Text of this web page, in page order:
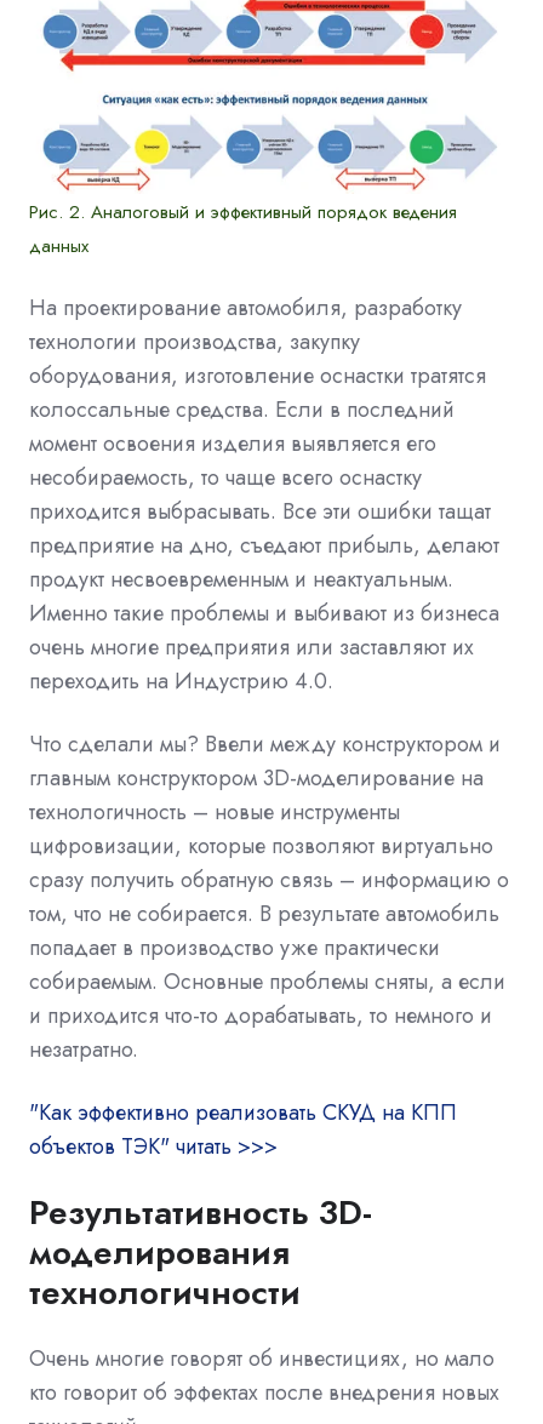
Рис. 2. Аналоговый и эффективный порядок ведения
данных
На проектирование автомобиля, разработку
технологии производства, закупку
оборудования, изготовление оснастки тратятся
колоссальные средства. Если в последний
момент освоения изделия выявляется его
несобираемость, то чаще всего оснастку
приходится выбрасывать. Все эти ошибки тащат
предприятие на дно, съедают прибыль, делают
продукт несвоевременным и неактуальным.
Именно такие проблемы и выбивают из бизнеса
очень многие предприятия или заставляют их
переходить на Индустрию 4.0.
Что сделали мы? Ввели между конструктором и
главным конструктором 3D-моделирование на
технологичность – новые инструменты
цифровизации, которые позволяют виртуально
сразу получить обратную связь – информацию о
том, что не собирается. В результате автомобиль
попадает в производство уже практически
собираемым. Основные проблемы сняты, а если
и приходится что-то дорабатывать, то немного и
незатратно.
"Как эффективно реализовать СКУД на КПП
объектов ТЭК" читать >>>
Результативность 3D-
моделирования
технологичности
Очень многие говорят об инвестициях, но мало
кто говорит об эффектах после внедрения новых